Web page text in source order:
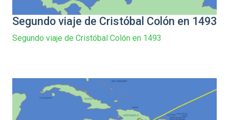
Segundo viaje de Cristóbal Colón en 1493
Segundo viaje de Cristóbal Colón en 1493